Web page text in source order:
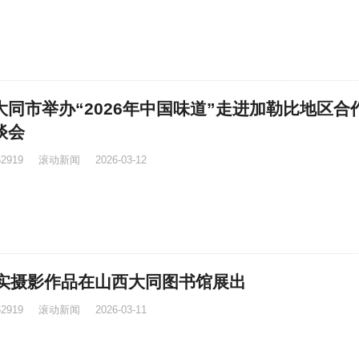
同市举办“2026年中国味道”走进加勒比地区合
会
滚动新闻 2026-03-12
摄影作品在山西大同图书馆展出
滚动新闻 2026-03-11